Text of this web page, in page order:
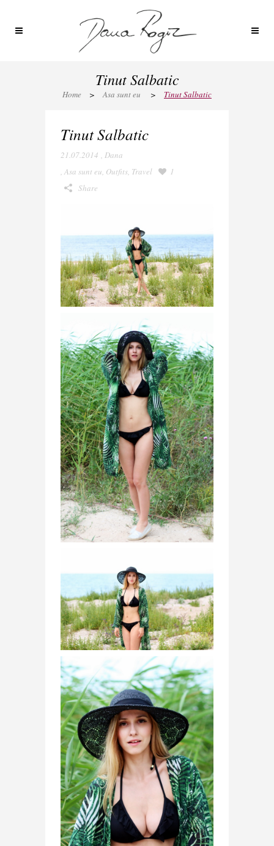
Tinut Salbatic
Home > Asa sunt eu > Tinut Salbatic
Tinut Salbatic
21.07.2014 , Dana
, Asa sunt eu, Outfits, Travel
1
Share